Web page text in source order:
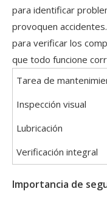
para identificar
provoquen
para verificar los
que todo funcione
Tarea de
Inspección visual
Lubricación
Verificación integral
Importancia de